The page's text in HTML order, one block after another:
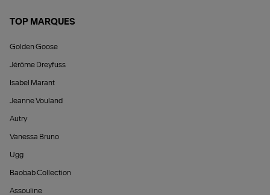
TOP MARQUES
Golden Goose
Jérôme Dreyfuss
Isabel Marant
Jeanne Vouland
Autry
Vanessa Bruno
Ugg
Baobab Collection
Assouline